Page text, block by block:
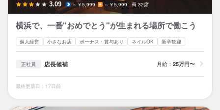
3.09 ～￥5,999 ～￥5,999 32席
横浜で、一番"おめでとう"が生まれる場所で働こう
個人経営 小さなお店 ボーナス・賞与あり ネイルOK 新卒歓迎
正社員 店長候補 月給： 25万円〜
最終更新日：17日前